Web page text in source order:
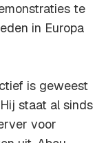
te
in Europa
is geweest
staat al sinds
voor